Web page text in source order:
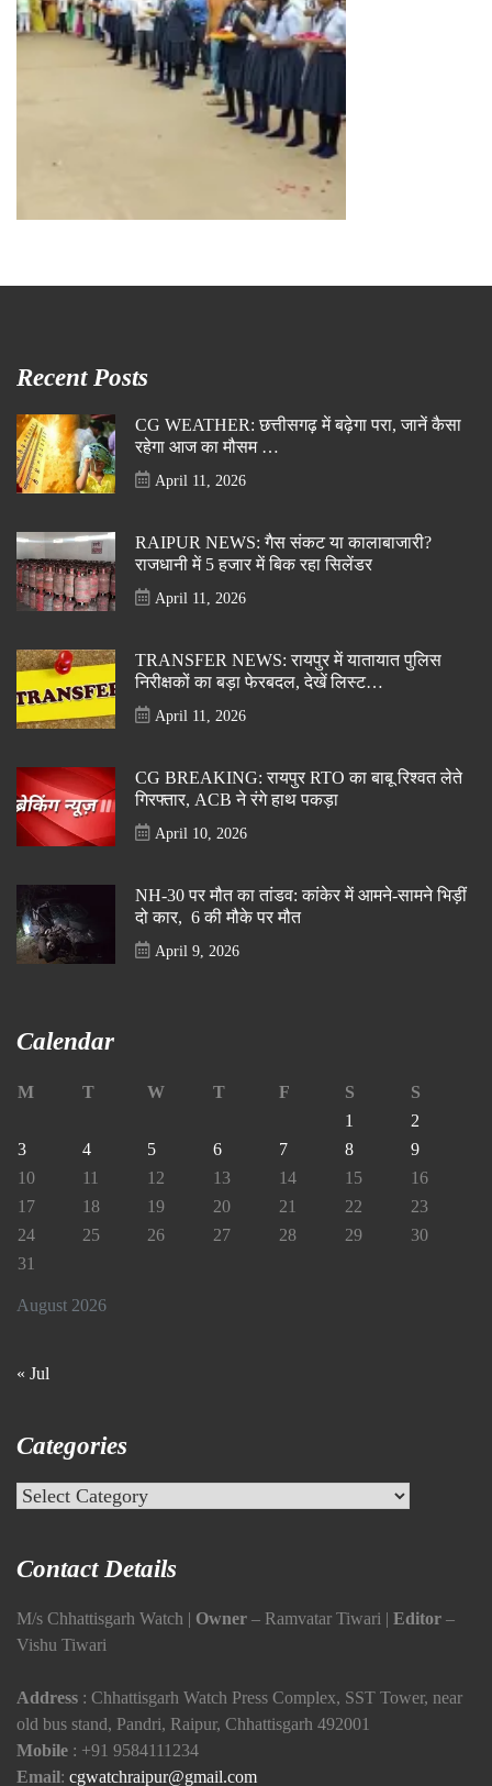
Recent Posts
CG WEATHER: छत्तीसगढ़ में बढ़ेगा परा, जानें कैसा
रहेगा आज का मौसम …
April 11, 2026
RAIPUR NEWS: गैस संकट या कालाबाजारी?
राजधानी में 5 हजार में बिक रहा सिलेंडर
April 11, 2026
TRANSFER NEWS: रायपुर में यातायात पुलिस
निरीक्षकों का बड़ा फेरबदल, देखें लिस्ट…
April 11, 2026
CG BREAKING: रायपुर RTO का बाबू रिश्वत लेते
गिरफ्तार, ACB ने रंगे हाथ पकड़ा
April 10, 2026
NH-30 पर मौत का तांडव: कांकेर में आमने-सामने भिड़ीं
दो कार, 6 की मौके पर मौत
April 9, 2026
Calendar
August 2026
M T W T F S
S
1
2
3
4 5 6 7 8
9
10
11 12 13 14 15
16
17
18 19 20 21 22
23
24
25 26 27 28 29
30
31
« Jul
Categories
Categories
Contact Details
M/s Chhattisgarh Watch | Owner – Ramvatar Tiwari | Editor –
Vishu Tiwari
Address : Chhattisgarh Watch Press Complex, SST Tower, near
old bus stand, Pandri, Raipur, Chhattisgarh 492001
Mobile : +91 9584111234
Email: cgwatchraipur@gmail.com